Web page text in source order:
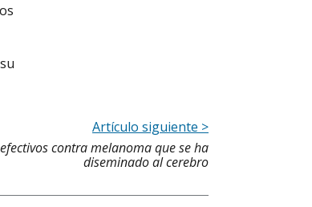
Artículo siguiente >
contra melanoma que se ha
diseminado al cerebro